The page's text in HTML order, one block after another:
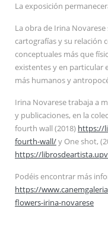
La exposición
La obra de Irina
cartografías y su relación
conceptuales más que
existentes y en particular
más humanos y
Irina Novarese trabaja a
y publicaciones, en la
fourth wall (2018) https://
fourth-wall/y One shot,
https://
Podéis encontrar más
https://
flowers-irina-novarese